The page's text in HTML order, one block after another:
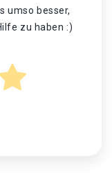
umso besser,
zu haben :)